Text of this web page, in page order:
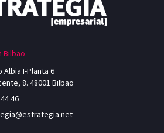
Bilbao
Albia I-Planta 6
8. 48001 Bilbao
46